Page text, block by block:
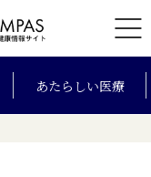
あたらしい医療